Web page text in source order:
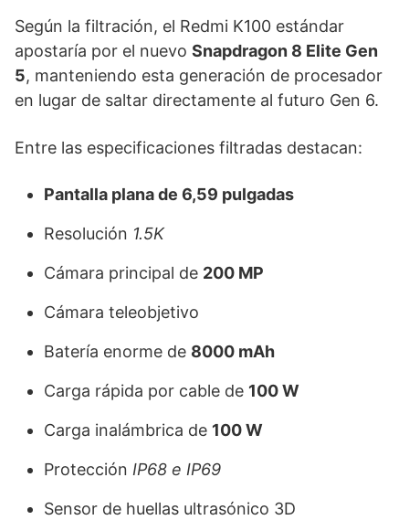
Según la filtración, el Redmi K100 estándar
apostaría por el nuevo Snapdragon 8 Elite Gen
5, manteniendo esta generación de procesador
en lugar de saltar directamente al futuro Gen 6.
Entre las especificaciones filtradas destacan:
Pantalla plana de 6,59 pulgadas
Resolución 1.5K
Cámara principal de 200 MP
Cámara teleobjetivo
Batería enorme de 8000 mAh
Carga rápida por cable de 100 W
Carga inalámbrica de 100 W
Protección IP68 e IP69
Sensor de huellas ultrasónico 3D